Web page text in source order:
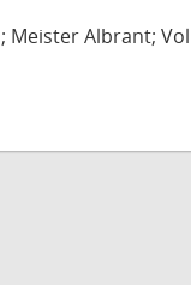
Meister Albrant;